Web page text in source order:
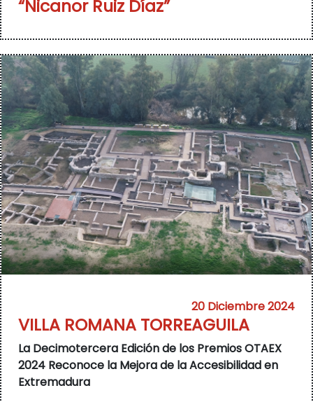
“Nicanor Ruiz Díaz”
20 Diciembre 2024
VILLA ROMANA TORREAGUILA
La Decimotercera Edición de los Premios OTAEX
2024 Reconoce la Mejora de la Accesibilidad en
Extremadura